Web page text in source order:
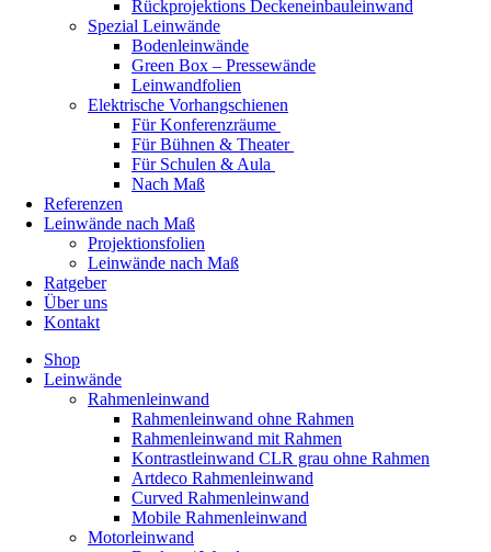
Rückprojektions Deckeneinbauleinwand
Spezial Leinwände
Bodenleinwände
Green Box – Pressewände
Leinwandfolien
Elektrische Vorhangschienen
Für Konferenzräume
Für Bühnen & Theater
Für Schulen & Aula
Nach Maß
Referenzen
Leinwände nach Maß
Projektionsfolien
Leinwände nach Maß
Ratgeber
Über uns
Kontakt
Shop
Leinwände
Rahmenleinwand
Rahmenleinwand ohne Rahmen
Rahmenleinwand mit Rahmen
Kontrastleinwand CLR grau ohne Rahmen
Artdeco Rahmenleinwand
Curved Rahmenleinwand
Mobile Rahmenleinwand
Motorleinwand